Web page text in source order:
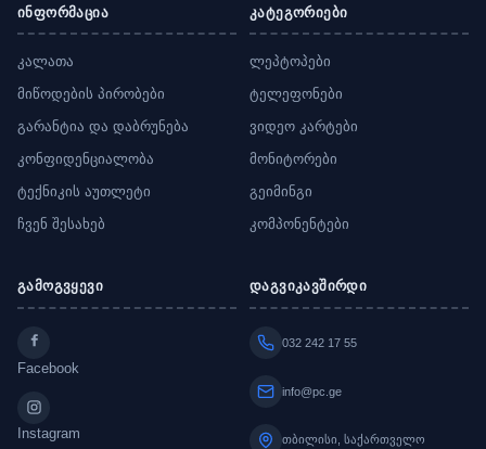
ინფორმაცია
კალათა
მიწოდების პირობები
გარანტია და დაბრუნება
კონფიდენციალობა
ტექნიკის აუთლეტი
ჩვენ შესახებ
კატეგორიები
ლეპტოპები
ტელეფონები
ვიდეო კარტები
მონიტორები
გეიმინგი
კომპონენტები
გამოგვყევი
Facebook
Instagram
დაგვიკავშირდი
032 242 17 55
info@pc.ge
თბილისი, საქართველო